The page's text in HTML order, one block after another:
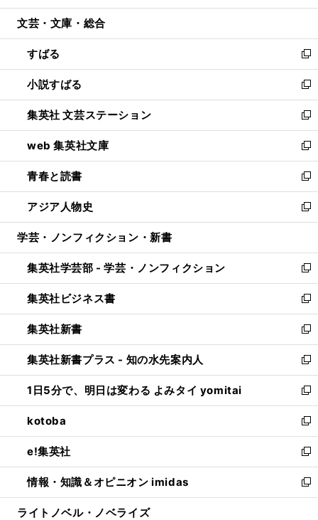
開
ウ
開
く
ン
ウ
で
開
く
ウ
ン
ド
ウ
で
開
く
文芸・文庫・総合
すばる
新
し
い
ウ
ィ
ン
ド
ウ
で
開
く
小説すばる
新
し
い
ウ
ィ
ン
ド
ウ
で
開
集英社 文芸ステーション
新
し
い
ウ
ィ
ン
ド
ウ
開
く
web 集英社文庫
新
し
い
ウ
ィ
ン
ウ
で
開
く
青春と読書
新
し
い
ウ
ン
ド
ウ
で
開
く
アジア人物史
新
し
ウ
ィ
ン
ド
ウ
で
開
く
学芸・ノンフィクション・新書
集英社学芸部 - 学芸・ノンフィクション
新
し
い
ウ
ィ
ン
ド
ウ
で
開
く
集英社ビジネス書
新
し
い
ウ
ィ
ン
ド
ウ
で
開
く
集英社新書
新
し
い
ウ
ィ
ン
ド
ウ
で
開
く
集英社新書プラス - 知の水先案内人
新
し
い
ウ
ィ
ン
ド
ウ
で
開
1日5分で、明日は変わる よみタイ yomitai
新
し
い
ウ
ィ
ン
ド
ウ
kotoba
新
し
い
ウ
ィ
ン
e!集英社
新
し
い
ウ
情報・知識＆オピニオン imidas
新
し
ライトノベル・ノベライズ